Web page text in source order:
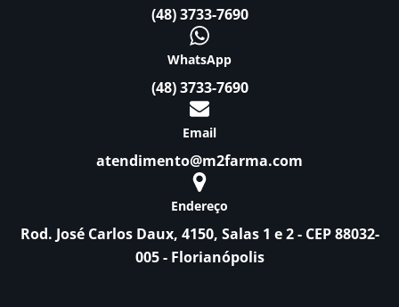
(48) 3733-7690
WhatsApp
(48) 3733-7690
Email
atendimento@m2farma.com
Endereço
Rod. José Carlos Daux, 4150, Salas 1 e 2 - CEP 88032-
005 - Florianópolis